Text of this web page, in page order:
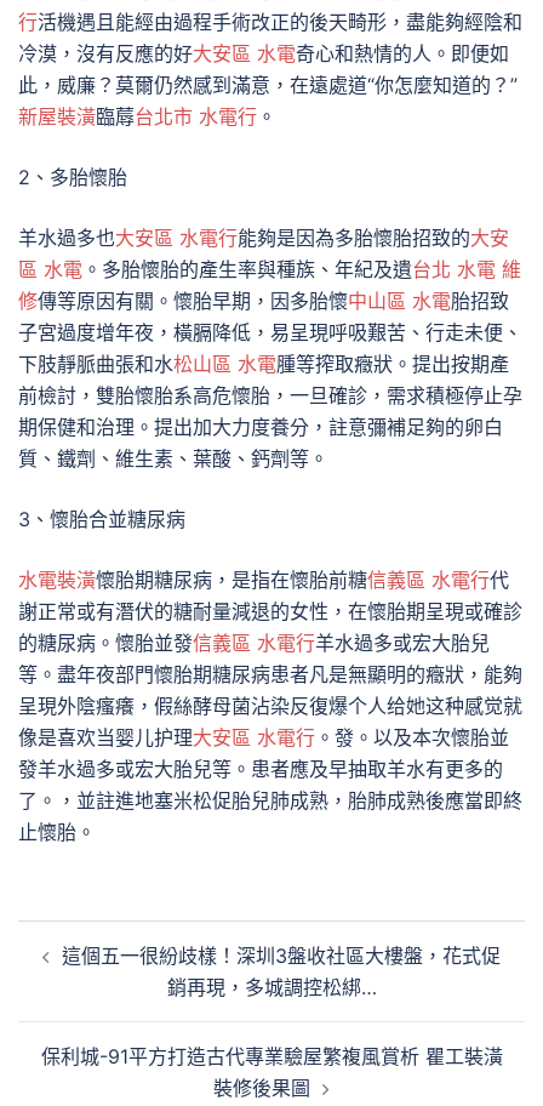
行活機遇且能經由過程手術改正的後天畸形，盡能夠經陰和
冷漠，沒有反應的好大安區 水電奇心和熱情的人。即便如
此，威廉？莫爾仍然感到滿意，在遠處道“你怎麼知道的？”
新屋裝潢臨蓐台北市 水電行 。
2、多胎懷胎
羊水過多也大安區 水電行能夠是因為多胎懷胎招致的大安
區 水電 。多胎懷胎的產生率與種族、年紀及遺台北 水電 維
修傳等原因有關。懷胎早期，因多胎懷中山區 水電胎招致
子宮過度增年夜，橫膈降低，易呈現呼吸艱苦、行走未便、
下肢靜脈曲張和水松山區 水電腫等搾取癥狀。提出按期產
前檢討，雙胎懷胎系高危懷胎，一旦確診，需求積極停止孕
期保健和治理。提出加大力度養分，註意彌補足夠的卵白
質、鐵劑、維生素、葉酸、鈣劑等。
3、懷胎合並糖尿病
水電裝潢懷胎期糖尿病，是指在懷胎前糖信義區 水電行代
謝正常或有潛伏的糖耐量減退的女性，在懷胎期呈現或確診
的糖尿病。懷胎並發信義區 水電行羊水過多或宏大胎兒
等。盡年夜部門懷胎期糖尿病患者凡是無顯明的癥狀，能夠
呈現外陰瘙癢，假絲酵母菌沾染反復爆个人给她这种感觉就
像是喜欢当婴儿护理大安區 水電行 。發。以及本次懷胎並
發羊水過多或宏大胎兒等。患者應及早抽取羊水有更多的
了。，並註進地塞米松促胎兒肺成熟，胎肺成熟後應當即終
止懷胎。
章
這個五一很紛歧樣！深圳3盤收社區大樓盤，花式促
銷再現，多城調控松綁…
保利城-91平方打造古代專業驗屋繁複風賞析 瞿工裝潢
裝修後果圖